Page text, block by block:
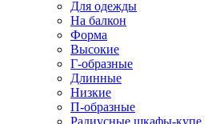
Для одежды
На балкон
Форма
Высокие
Г-образные
Длинные
Низкие
П-образные
Радиусные шкафы-купе